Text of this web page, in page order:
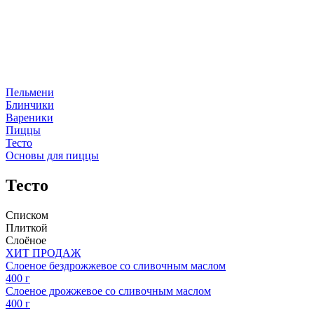
Пельмени
Блинчики
Вареники
Пиццы
Тесто
Основы для пиццы
Тесто
Списком
Плиткой
Слоёное
ХИТ ПРОДАЖ
Слоеное бездрожжевое со сливочным маслом
400 г
Слоеное дрожжевое со сливочным маслом
400 г